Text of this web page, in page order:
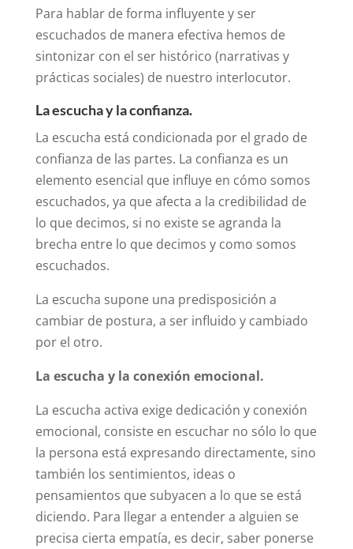
Para hablar de forma influyente y ser
escuchados de manera efectiva hemos de
sintonizar con el ser histórico (narrativas y
prácticas sociales) de nuestro interlocutor.
La escucha y la confianza.
La escucha está condicionada por el grado de
confianza de las partes. La confianza es un
elemento esencial que influye en cómo somos
escuchados, ya que afecta a la credibilidad de
lo que decimos, si no existe se agranda la
brecha entre lo que decimos y como somos
escuchados.
La escucha supone una predisposición a
cambiar de postura, a ser influido y cambiado
por el otro.
La escucha y la conexión emocional.
La escucha activa exige dedicación y conexión
emocional, consiste en escuchar no sólo lo que
la persona está expresando directamente, sino
también los sentimientos, ideas o
pensamientos que subyacen a lo que se está
diciendo. Para llegar a entender a alguien se
precisa cierta empatía, es decir, saber ponerse